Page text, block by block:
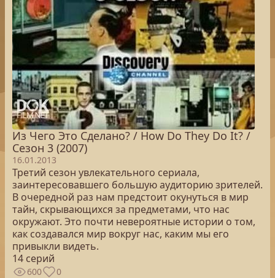
Из Чего Это Сделано? / How Do They Do It? /
Сезон 3 (2007)
16.01.2013
Третий сезон увлекательного сериала,
заинтересовавшего большую аудиторию зрителей.
В очередной раз нам предстоит окунуться в мир
тайн, скрывающихся за предметами, что нас
окружают. Это почти невероятные истории о том,
как создавался мир вокруг нас, каким мы его
привыкли видеть.
14 серий
600 0